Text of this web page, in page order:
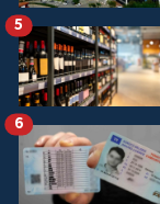
5
6